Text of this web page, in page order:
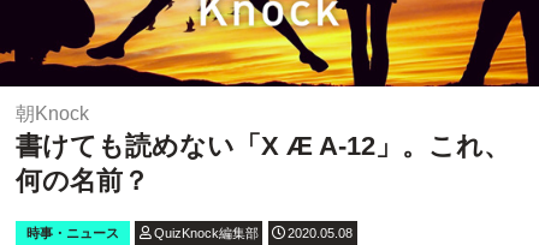
朝Knock
書けても読めない「X Æ A-12」。これ、
何の名前？
時事・ニュース QuizKnock編集部 2020.05.08